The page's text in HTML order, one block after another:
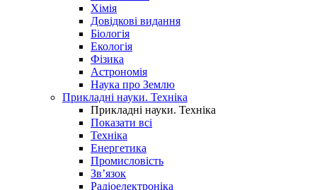
Хімія
Довідкові видання
Біологія
Екологія
Фізика
Астрономія
Наука про Землю
Прикладні науки. Техніка
Прикладні науки. Техніка
Показати всі
Техніка
Енергетика
Промисловість
Зв’язок
Радіоелектроніка